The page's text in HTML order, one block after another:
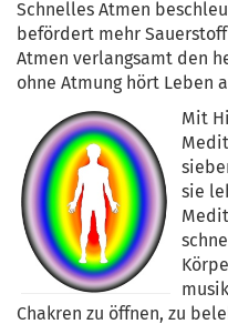
Schnelles Atmen
befördert mehr
Atmen verlangsamt den
ohne Atmung hört Leben
Mit
sie
Chakren zu öffnen, zu